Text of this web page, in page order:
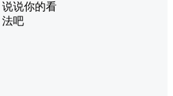
说说你的看
法吧